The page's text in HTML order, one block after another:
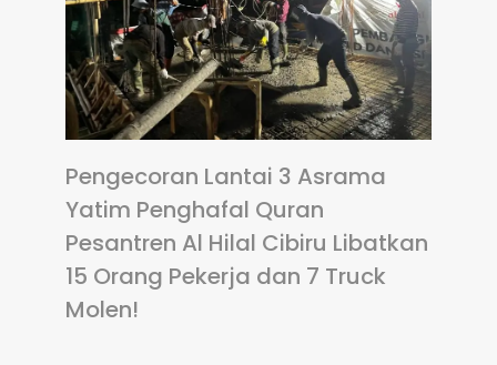
Pengecoran Lantai 3 Asrama
Yatim Penghafal Quran
Pesantren Al Hilal Cibiru Libatkan
15 Orang Pekerja dan 7 Truck
Molen!